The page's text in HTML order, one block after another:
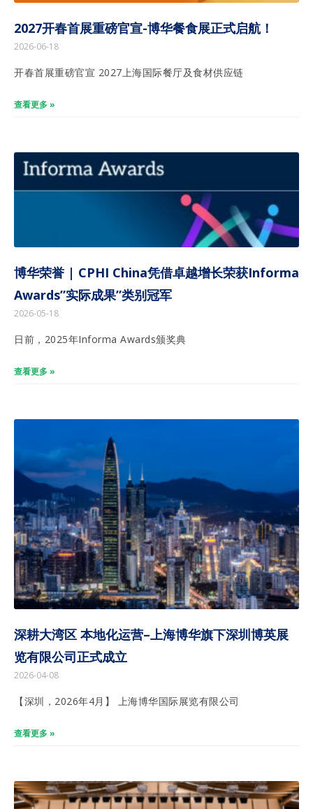
2027开春首展重磅官宣-博华餐食展正式启航！
2026-06-18
开春首展重磅官宣 2027上海国际餐厅及食材供应链
查看更多 »
博华荣誉 | CPHI China凭借卓越增长荣获Informa
Awards”实际成果”类别冠军
2026-05-18
日前，2025年Informa Awards颁奖典
查看更多 »
深耕大湾区 本地化运营–上海博华旗下深圳博英展
览有限公司正式成立
2026-04-08
【深圳，2026年4月】 上海博华国际展览有限公司
查看更多 »